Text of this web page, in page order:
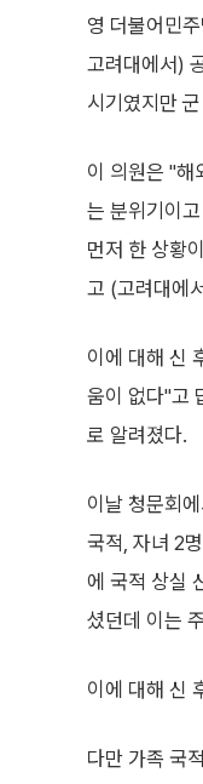
영 더불어민
고려대에서)
시기였지만
이 의원은 "해
는 분위기이
먼저 한 상황
고 (고려대에
이에 대해 신
움이 없다"고
로 알려졌다.
이날 청문회
국적, 자녀 2
에 국적 상실
셨던데 이는
이에 대해 신
다만 가족 국